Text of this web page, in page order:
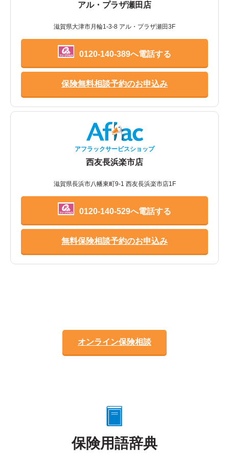
アル・プラザ瀬田店
滋賀県大津市月輪1-3-8 アル・プラザ瀬田3F
0120-140-389へ電話する
保険無料相談予約のお申込み
アフラックサービスショップ
西友長浜楽市店
滋賀県長浜市八幡東町9-1 西友長浜楽市店1F
0120-140-529へ電話する
無料保険相談予約のお申込み
オンライン保険相談
保険用語辞典